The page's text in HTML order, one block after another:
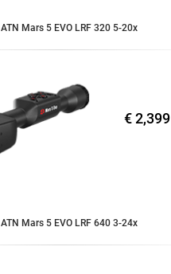
ATN Mars 5 EVO LRF 320 5-20x
€ 2,399
ATN Mars 5 EVO LRF 640 3-24x